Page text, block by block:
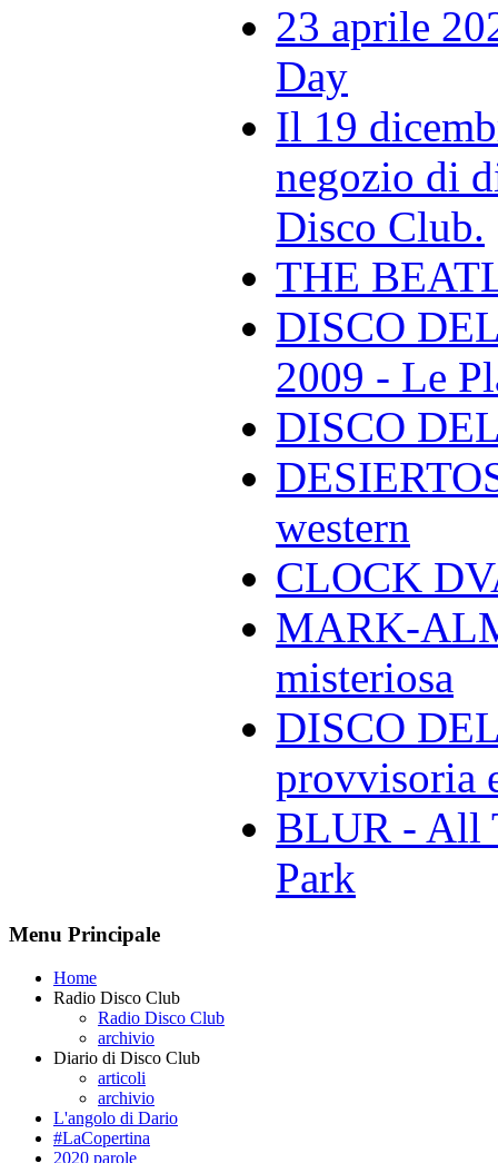
23 aprile
Day
Il 19
negozio di
Disco Club.
THE
DISCO
2009 - Le
DISCO
western
CLOCK
MARK-
misteriosa
DISCO
provvisoria
BLUR - All
Park
Menu Principale
Home
Radio Disco Club
Radio Disco Club
archivio
Diario di Disco Club
articoli
archivio
L'angolo di Dario
#LaCopertina
2020 parole